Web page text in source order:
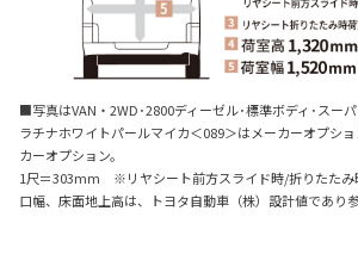
■写真はVAN・2WD･2800ディーゼル･標準ボディ･スー
ラチナホワイトパールマイカ＜089＞はメーカーオプシ
カーオプション。
1尺＝303mm ※リヤシート前方スライド時/折りたたみ
口幅、床面地上高は、トヨタ自動車（株）設計値であり参